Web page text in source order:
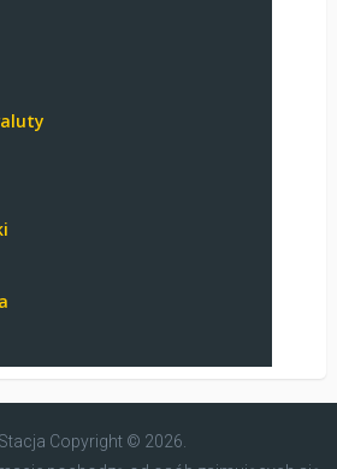
Copyright © 2026.